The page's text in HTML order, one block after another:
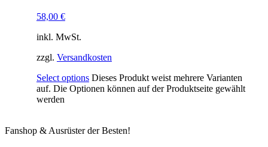
58,00 €
inkl. MwSt.
zzgl. Versandkosten
Select options Dieses Produkt weist mehrere Varianten
auf. Die Optionen können auf der Produktseite gewählt
werden
Fanshop & Ausrüster der Besten!